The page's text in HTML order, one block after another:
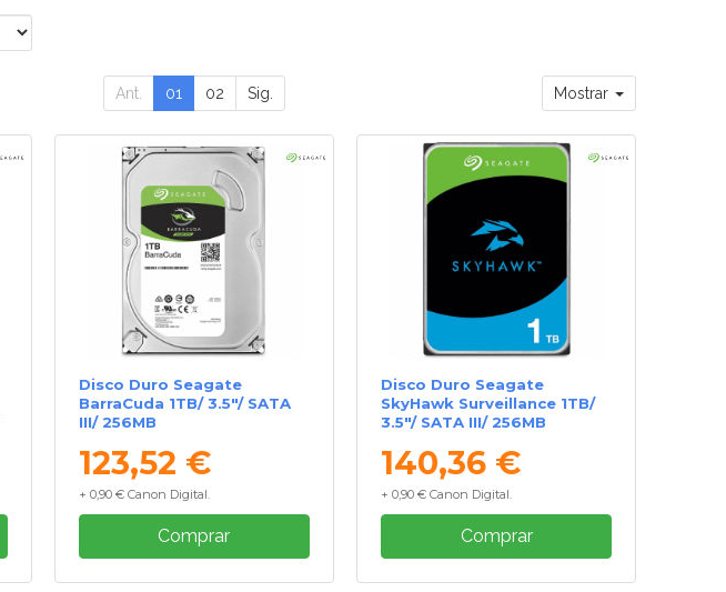
Ant. 01 02 Sig. Mostrar
Disco Duro Seagate
BarraCuda 1TB/ 3.5"/ SATA
III/ 256MB
123,52 €
+ 0,90 € Canon Digital.
Comprar
Disco Duro Seagate
SkyHawk Surveillance 1TB/
3.5"/ SATA III/ 256MB
140,36 €
+ 0,90 € Canon Digital.
Comprar